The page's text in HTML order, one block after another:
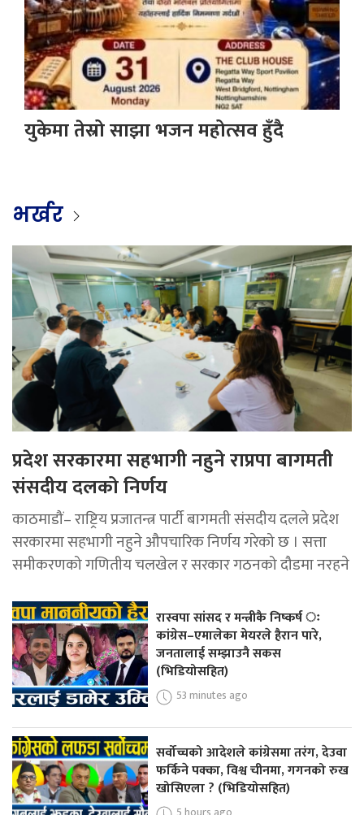
युकेमा तेस्रो साझा भजन महोत्सव हुँदै
भर्खर
प्रदेश सरकारमा सहभागी नहुने राप्रपा बागमती
संसदीय दलको निर्णय
काठमाडौं– राष्ट्रिय प्रजातन्त्र पार्टी बागमती संसदीय दलले प्रदेश
सरकारमा सहभागी नहुने औपचारिक निर्णय गरेको छ । सत्ता
समीकरणको गणितीय चलखेल र सरकार गठनको दौडमा नरहने
रास्वपा सांसद र मन्त्रीकै निष्कर्ष ः
कांग्रेस–एमालेका मेयरले हैरान पारे,
जनतालाई सम्झाउनै सकस
(भिडियोसहित)
53 minutes ago
सर्वोच्चको आदेशले कांग्रेसमा तरंग, देउवा
फर्किने पक्का, विश्व चीनमा, गगनको रुख
खोसिएला ? (भिडियोसहित)